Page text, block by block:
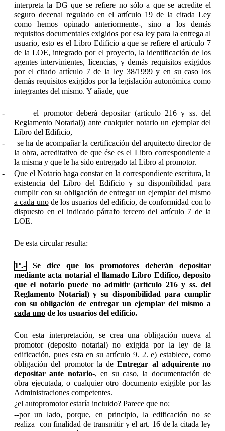
interpreta la DG que se refiere no sólo a que se acredite el
seguro decenal regulado en el artículo 19 de la citada Ley
como hemos opinado anteriormente-, sino a los demás
requisitos documentales exigidos por esa ley para la entrega al
usuario, esto es el Libro Edificio a que se refiere el artículo 7
de la LOE, integrado por el proyecto, la identificación de los
agentes intervinientes, licencias, y demás requisitos exigidos
por el citado artículo 7 de la ley 38/1999 y en su caso los
demás requisitos exigidos por la legislación autonómica como
integrantes del mismo. Y añade, que
-
el promotor deberá depositar (artículo 216 y ss. del
Reglamento Notarial)) ante cualquier notario un ejemplar del
Libro del Edificio,
-
se ha de acompañar la certificación del arquitecto director de
la obra, acreditativo de que ése es el Libro correspondiente a
la misma y que le ha sido entregado tal Libro al promotor.
-
Que el Notario haga constar en la correspondiente escritura, la
existencia del Libro del Edificio y su disponibilidad para
cumplir con su obligación de entregar un ejemplar del mismo
a cada unode los usuarios del edificio, de conformidad con lo
dispuesto en el indicado párrafo tercero del artículo 7 de la
LOE.
De esta circular resulta:
1º.- Se dice que los promotores deberán depositar
mediante acta notarial el llamado Libro Edifico, deposito
que el notario puede no admitir (artículo 216 y ss. del
Reglamento Notarial) y su disponibilidad para cumplir
con su obligación de entregar un ejemplar del mismo a
cada uno de los usuarios del edificio.
Con esta interpretación, se crea una obligación nueva al
promotor (deposito notarial) no exigida por la ley de la
edificación, pues esta en su artículo 9. 2. e) establece, como
obligación del promotor la deEntregar al adquirente no
depositar ante notario-, en su caso, la documentación de
obra ejecutada, o cualquier otro documento exigible por las
Administraciones competentes.
¿el autopromotor estaría incluido? Parece que no;
--por un lado, porque, en principio, la edificación no se
realiza con finalidad de transmitir y el art. 16 de la citada ley